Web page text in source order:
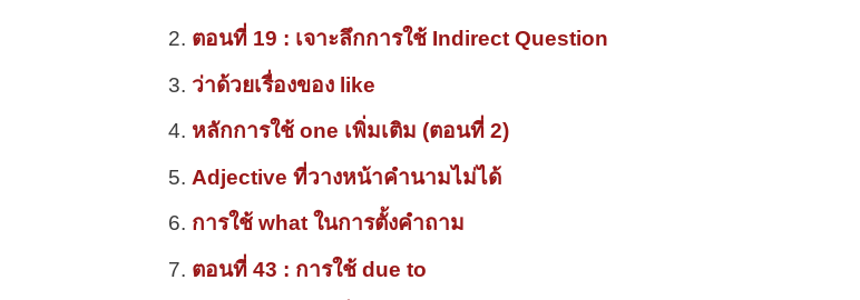
ตอนที่ 19 : เจาะลึกการใช้ Indirect Question
ว่าด้วยเรื่องของ like
หลักการใช้ one เพิ่มเติม (ตอนที่ 2)
Adjective ที่วางหน้าคำนามไม่ได้
การใช้ what ในการตั้งคำถาม
ตอนที่ 43 : การใช้ due to